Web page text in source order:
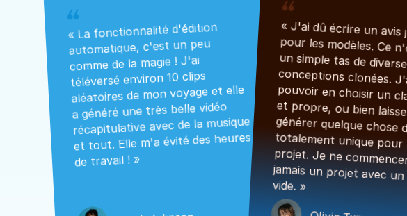
« La fonctionnalité d'édition
automatique, c'est un peu
comme de la magie ! J'ai
téléversé environ 10 clips
aléatoires de mon voyage et elle
a généré une très belle vidéo
récapitulative avec de la musique
et tout. Elle m'a évité des heures
de travail ! »
vide. »